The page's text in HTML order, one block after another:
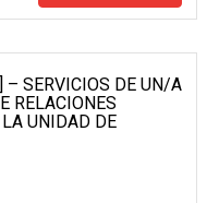
SERVICIOS DE UN/A
RELACIONES
UNIDAD DE